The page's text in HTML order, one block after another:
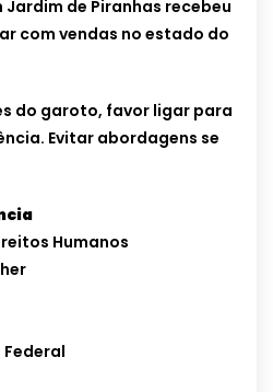
Jardim de Piranhas recebeu
com vendas no estado do
do garoto, favor ligar para
Evitar abordagens se
Humanos
Federal